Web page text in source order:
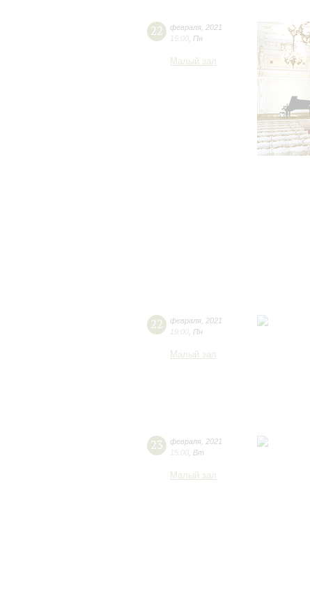
22 февраля 2021
15:00 Пн
Малый зал
22 февраля 2021
19:00 Пн
Малый зал
23 февраля 2021
15:00 Вт
Малый зал